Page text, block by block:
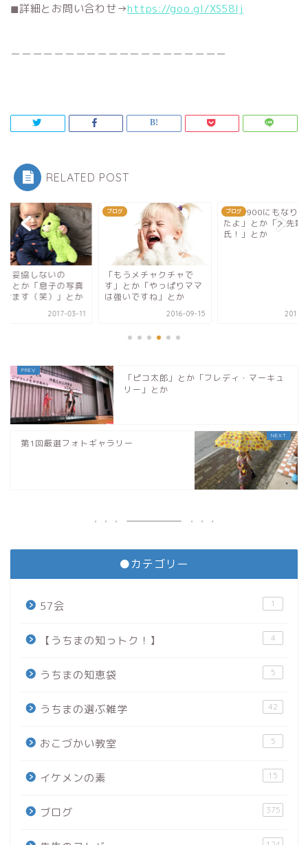
◼︎詳細とお問い合わせ→https://goo.gl/XS58Ij
RELATED POST
、妥協しないの
」とか「息子の写真
せます（笑）」とか
2017-03-11
ブログ
「もうメチャクチャで
す」とか「やっぱりママ
は強いですね」とか
2016-09-15
ブログ
「¥5,900にもなり
たよ」とか「大先輩
氏！」とか
2017-
「ピコ太郎」とか「フレディ・マーキュ
リー」とか
第1回厳選フォトギャラリー
●カテゴリー
57会 1
【うちまの知っトク！】 4
うちまの知恵袋 5
うちまの選ぶ雑学 42
おこづかい教室 5
イケメンの素 15
ブログ 375